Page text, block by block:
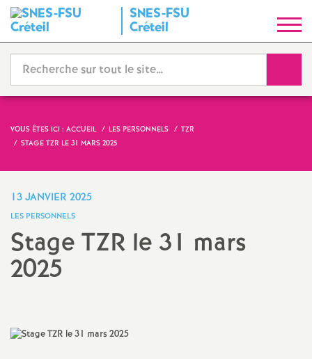
SNES-FSU
Créteil
y
n
i
a
VOUS ÊTES ICI : ACCUEIL LES PERSONNELS
TZR
STAGE TZR LE 31 MARS 2025
13 JANVIER 2025
LES PERSONNELS
StageTZR le 31 mars
2025